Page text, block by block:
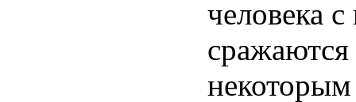
человека